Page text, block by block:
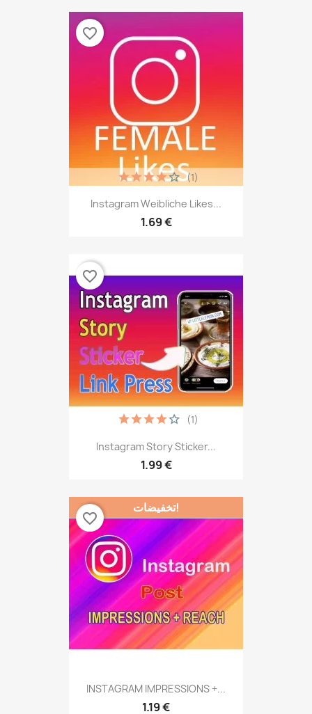
Instagram Weibliche Likes...
1.69 €
(1)
favorite_border
Instagram Story Sticker...
1.99 €
(1)
favorite_border
INSTAGRAM IMPRESSIONS +...
1.19 €
تخفيضات!
favorite_border